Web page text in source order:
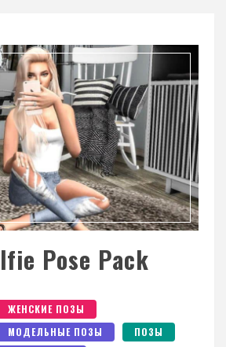
Pose Pack
ЖЕНСКИЕ ПОЗЫ
МОДЕЛЬНЫЕ ПОЗЫ
ПОЗЫ